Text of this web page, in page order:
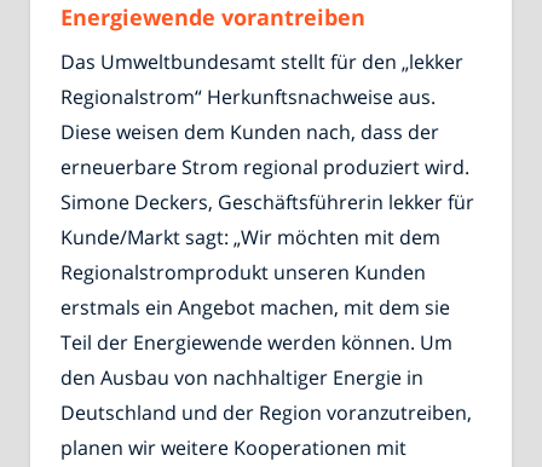
Energiewende vorantreiben
Das Umweltbundesamt stellt für den „lekker
Regionalstrom“ Herkunftsnachweise aus.
Diese weisen dem Kunden nach, dass der
erneuerbare Strom regional produziert wird.
Simone Deckers, Geschäftsführerin lekker für
Kunde/Markt sagt: „Wir möchten mit dem
Regionalstromprodukt unseren Kunden
erstmals ein Angebot machen, mit dem sie
Teil der Energiewende werden können. Um
den Ausbau von nachhaltiger Energie in
Deutschland und der Region voranzutreiben,
planen wir weitere Kooperationen mit